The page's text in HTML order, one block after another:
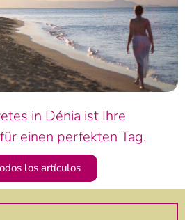
in Dénia ist Ihre
einen perfekten Tag.
los artículos